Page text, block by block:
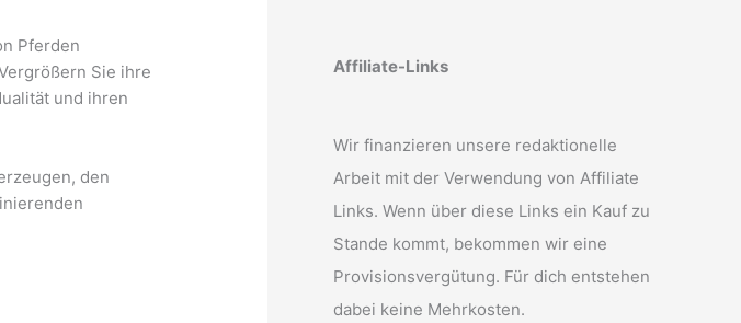
Pferden
Sie ihre
und ihren
den
Affiliate-Links
Wir finanzieren unsere redaktionelle
Arbeit mit der Verwendung von Affiliate
Links. Wenn über diese Links ein Kauf zu
Stande kommt, bekommen wir eine
Provisionsvergütung. Für dich entstehen
dabei keine Mehrkosten.